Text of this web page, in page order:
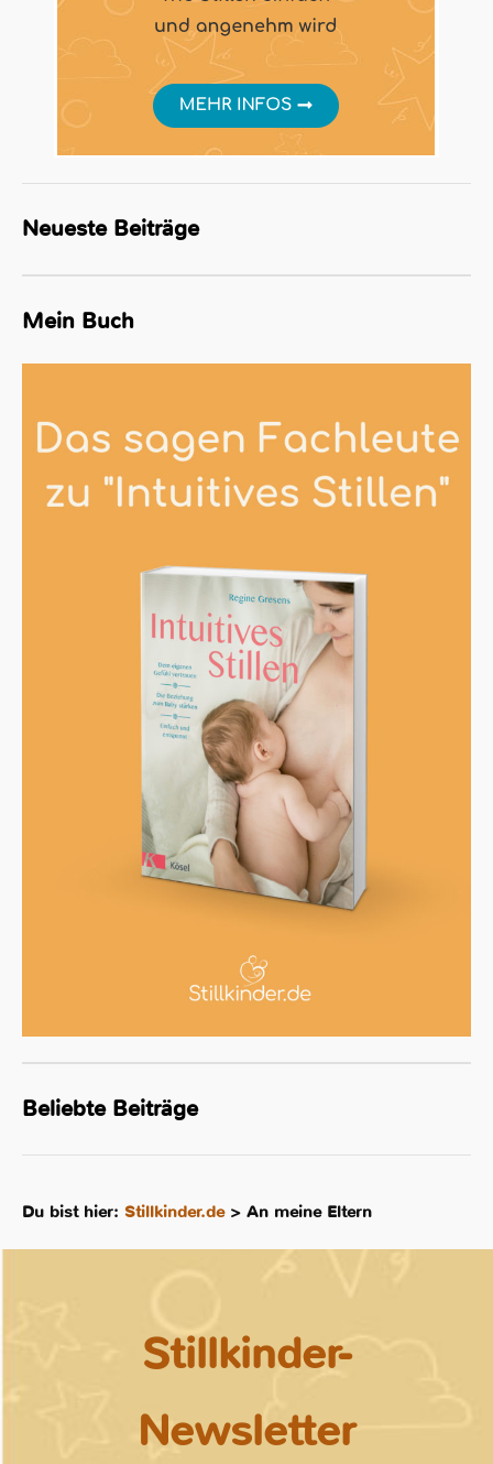
Neueste Beiträge
Mein Buch
Beliebte Beiträge
Du bist hier: Stillkinder.de> An meine Eltern
Stillkinder-
Newsletter